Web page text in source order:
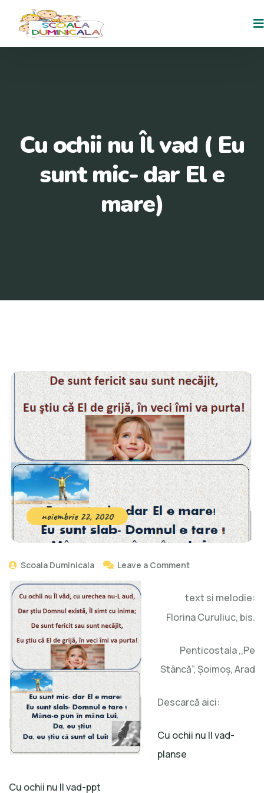
Cu ochii nu Îl vad ( Eu
sunt mic- dar El e
mare)
noiembrie 22, 2020
Scoala Duminicala Leave a Comment
text si melodie:
Florina Curuliuc, bis.
Penticostala ,,Pe
Stâncă”, Şoimoş, Arad
Descarcă aici:
Cu ochii nu Il vad-
planse
Cu ochii nu Il vad-ppt